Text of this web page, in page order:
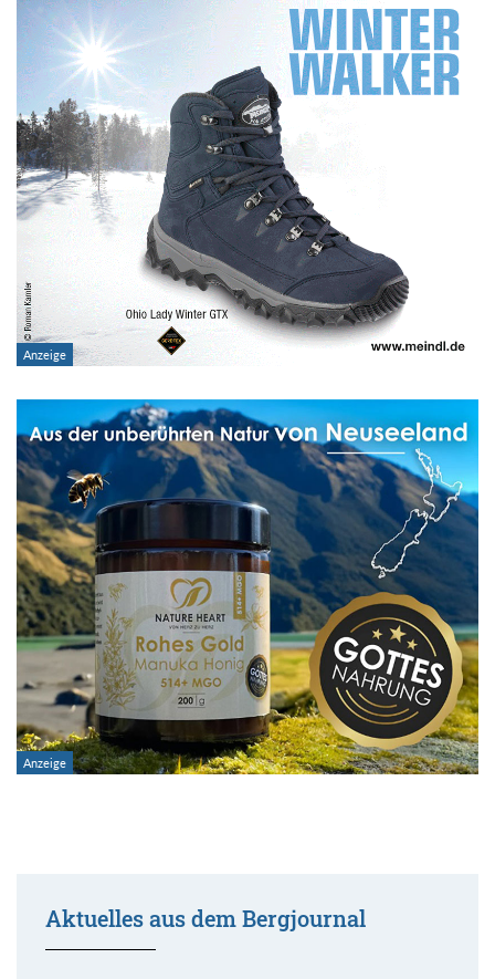
Aktuelles aus dem Bergjournal